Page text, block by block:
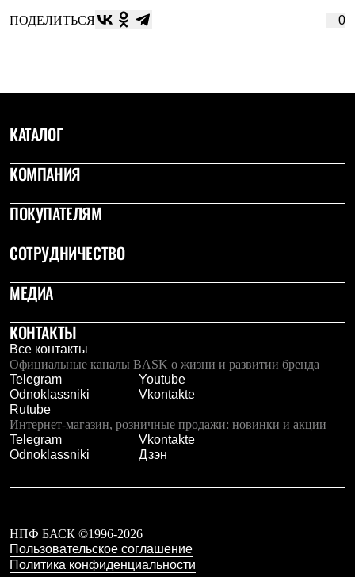
Куртки
Брюки
Куртки
Комбинезоны
Брюки
Лёгкая одежда
Толстовки
Брюки
Софтшелл одежда
Куртки
Куртки
Брюки
Комбинезоны
Термобелье
Комплект термобелья
Снаряжение
Палатки и тенты
Палатки
Тенты
Аксессуары для палаток
Рюкзаки
Аксессуары для рюкзаков
Спальные мешки
Пуховые
Комбинированные
ПОДЕЛИТЬСЯ 0
КАТАЛОГ
КОМПАНИЯ
ПОКУПАТЕЛЯМ
СОТРУДНИЧЕСТВО
МЕДИА
КОНТАКТЫ
Все контакты
Официальные каналы BASK о жизни и развитии бренда
Telegram
Youtube
Odnoklassniki
Vkontakte
Rutube
Интернет-магазин, розничные продажи: новинки и акции
Telegram
Vkontakte
Odnoklassniki
Дзэн
НПФ БАСК ©1996-2026
Пользовательское соглашение
Политика конфиденциальности